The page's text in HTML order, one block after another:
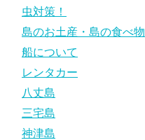
虫対策！
島のお土産・島の食べ物
船について
レンタカー
八丈島
三宅島
神津島